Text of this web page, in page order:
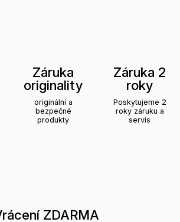
Záruka
originality
originální a
bezpečné
produkty
Záruka 2
roky
Poskytujeme 2
roky záruku a
servis
ZDARMA